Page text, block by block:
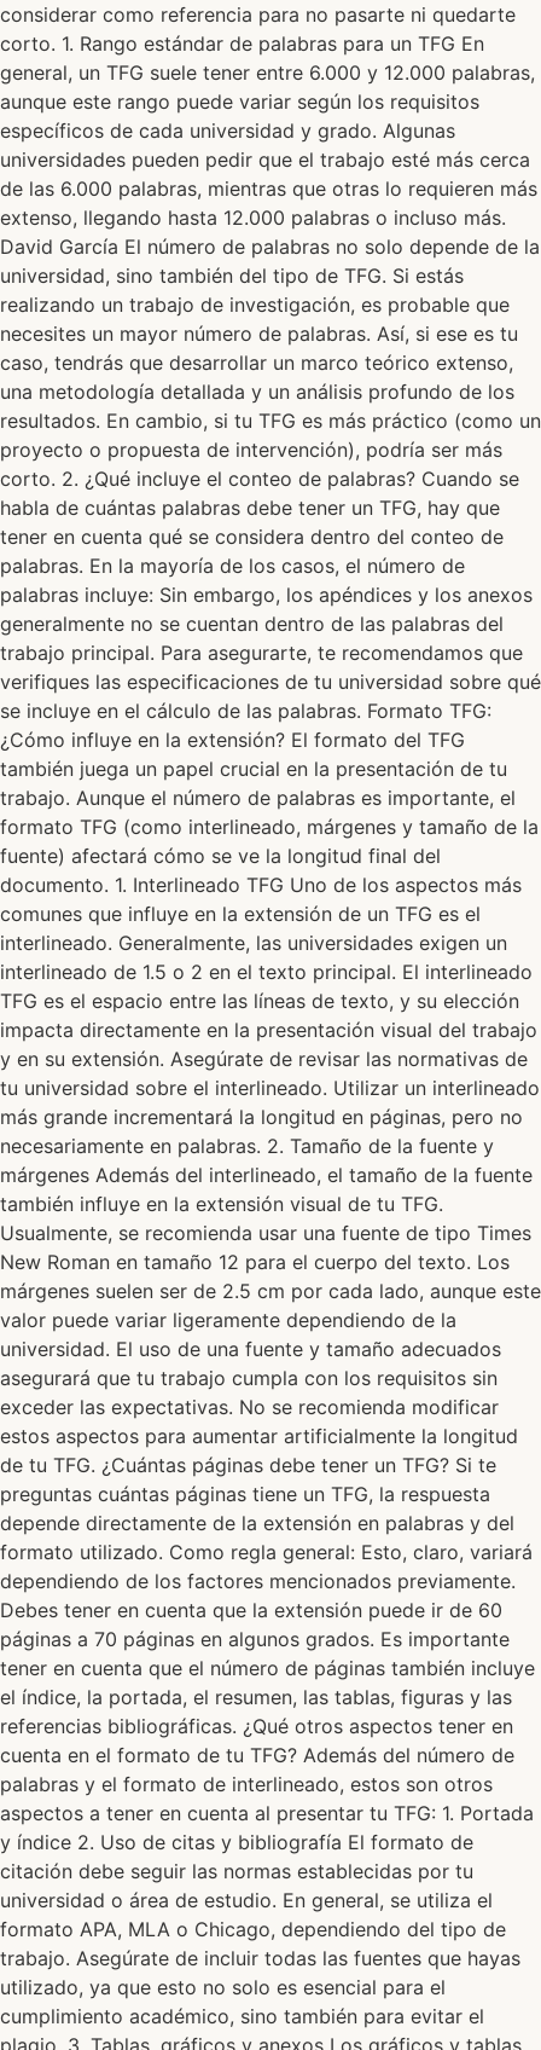
considerar como referencia para no pasarte ni quedarte
corto. 1. Rango estándar de palabras para un TFG En
general, un TFG suele tener entre 6.000 y 12.000 palabras,
aunque este rango puede variar según los requisitos
específicos de cada universidad y grado. Algunas
universidades pueden pedir que el trabajo esté más cerca
de las 6.000 palabras, mientras que otras lo requieren más
extenso, llegando hasta 12.000 palabras o incluso más.
David García El número de palabras no solo depende de la
universidad, sino también del tipo de TFG. Si estás
realizando un trabajo de investigación, es probable que
necesites un mayor número de palabras. Así, si ese es tu
caso, tendrás que desarrollar un marco teórico extenso,
una metodología detallada y un análisis profundo de los
resultados. En cambio, si tu TFG es más práctico (como un
proyecto o propuesta de intervención), podría ser más
corto. 2. ¿Qué incluye el conteo de palabras? Cuando se
habla de cuántas palabras debe tener un TFG, hay que
tener en cuenta qué se considera dentro del conteo de
palabras. En la mayoría de los casos, el número de
palabras incluye: Sin embargo, los apéndices y los anexos
generalmente no se cuentan dentro de las palabras del
trabajo principal. Para asegurarte, te recomendamos que
verifiques las especificaciones de tu universidad sobre qué
se incluye en el cálculo de las palabras. Formato TFG:
¿Cómo influye en la extensión? El formato del TFG
también juega un papel crucial en la presentación de tu
trabajo. Aunque el número de palabras es importante, el
formato TFG (como interlineado, márgenes y tamaño de la
fuente) afectará cómo se ve la longitud final del
documento. 1. Interlineado TFG Uno de los aspectos más
comunes que influye en la extensión de un TFG es el
interlineado. Generalmente, las universidades exigen un
interlineado de 1.5 o 2 en el texto principal. El interlineado
TFG es el espacio entre las líneas de texto, y su elección
impacta directamente en la presentación visual del trabajo
y en su extensión. Asegúrate de revisar las normativas de
tu universidad sobre el interlineado. Utilizar un interlineado
más grande incrementará la longitud en páginas, pero no
necesariamente en palabras. 2. Tamaño de la fuente y
márgenes Además del interlineado, el tamaño de la fuente
también influye en la extensión visual de tu TFG.
Usualmente, se recomienda usar una fuente de tipo Times
New Roman en tamaño 12 para el cuerpo del texto. Los
márgenes suelen ser de 2.5 cm por cada lado, aunque este
valor puede variar ligeramente dependiendo de la
universidad. El uso de una fuente y tamaño adecuados
asegurará que tu trabajo cumpla con los requisitos sin
exceder las expectativas. No se recomienda modificar
estos aspectos para aumentar artificialmente la longitud
de tu TFG. ¿Cuántas páginas debe tener un TFG? Si te
preguntas cuántas páginas tiene un TFG, la respuesta
depende directamente de la extensión en palabras y del
formato utilizado. Como regla general: Esto, claro, variará
dependiendo de los factores mencionados previamente.
Debes tener en cuenta que la extensión puede ir de 60
páginas a 70 páginas en algunos grados. Es importante
tener en cuenta que el número de páginas también incluye
el índice, la portada, el resumen, las tablas, figuras y las
referencias bibliográficas. ¿Qué otros aspectos tener en
cuenta en el formato de tu TFG? Además del número de
palabras y el formato de interlineado, estos son otros
aspectos a tener en cuenta al presentar tu TFG: 1. Portada
y índice 2. Uso de citas y bibliografía El formato de
citación debe seguir las normas establecidas por tu
universidad o área de estudio. En general, se utiliza el
formato APA, MLA o Chicago, dependiendo del tipo de
trabajo. Asegúrate de incluir todas las fuentes que hayas
utilizado, ya que esto no solo es esencial para el
cumplimiento académico, sino también para evitar el
plagio. 3. Tablas, gráficos y anexos Los gráficos y tablas